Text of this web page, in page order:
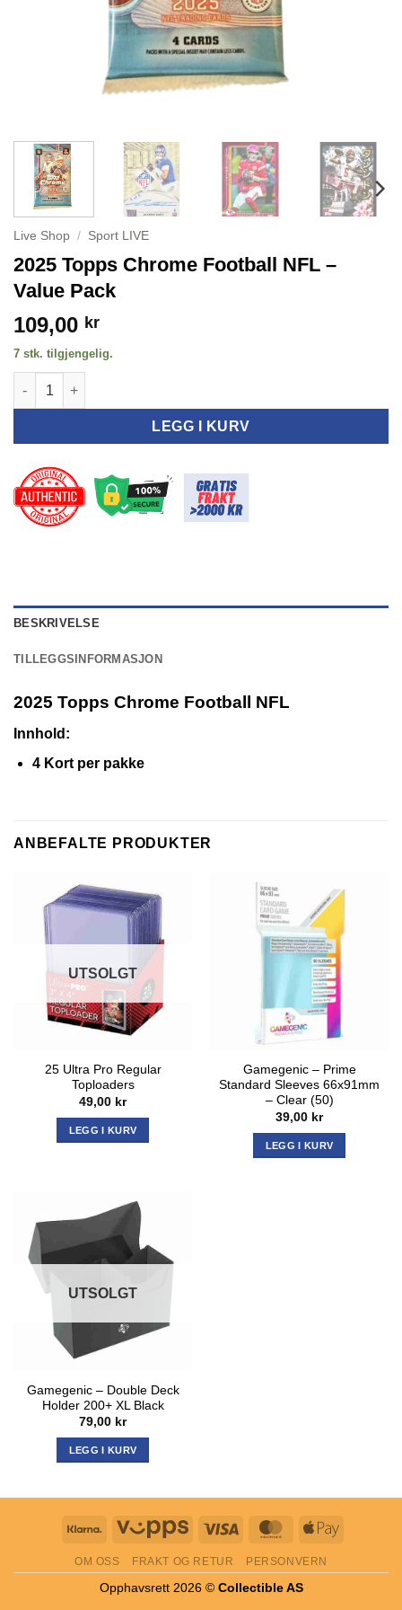
Live Shop / Sport LIVE
2025 Topps Chrome Football NFL –
Value Pack
109,00 kr
7 stk. tilgjengelig.
2025 Topps Chrome Football NFL – Value Pack antall
LEGG I KURV
BESKRIVELSE
TILLEGGSINFORMASJON
2025 Topps Chrome Football NFL
Innhold:
4 Kort per pakke
ANBEFALTE PRODUKTER
UTSOLGT
25 Ultra Pro Regular
Toploaders
49,00 kr
LEGG I KURV
Gamegenic – Prime
Standard Sleeves 66x91mm
– Clear (50)
39,00 kr
LEGG I KURV
UTSOLGT
Gamegenic – Double Deck
Holder 200+ XL Black
79,00 kr
LEGG I KURV
Klarna Vipps Visa MasterCardApple
OM OSS FRAKT OG RETUR PERSONVERN
Opphavsrett 2026 © Collectible AS